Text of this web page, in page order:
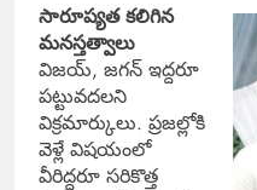
సారూప్యత కలిగిన
మనస్తత్వాలు
విజయ్, జగన్ ఇద్దరూ
పట్టువదలని
విక్రమార్కులు. ప్రజల్లోకి
వెళ్లే విషయంలో
వీరిద్దరూ సరికొత్త